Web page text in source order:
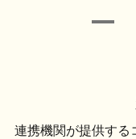
連携機関が提供する